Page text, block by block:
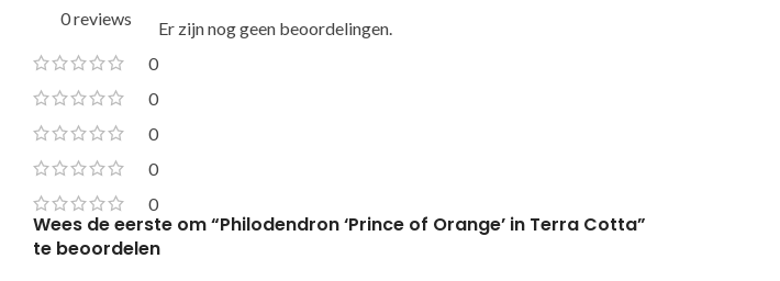
0 reviews
0
0
0
0
0
Er zijn nog geen beoordelingen.
Wees de eerste om “Philodendron ‘Prince of Orange’ in Terra Cotta”
te beoordelen